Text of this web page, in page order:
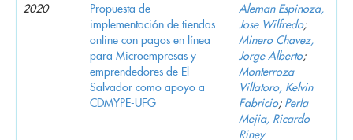
2020
Propuesta de
implementación de tiendas
online con pagos en línea
para Microempresas y
emprendedores de El
Salvador como apoyo a
CDMYPE-UFG
Aleman Espinoza,
Jose Wilfredo;
Minero Chavez,
Jorge Alberto;
Monterroza
Villatoro, Kelvin
Fabricio; Perla
Mejia, Ricardo
Riney